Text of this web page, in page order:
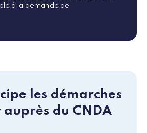
à la demande de
les démarches
du CNDA